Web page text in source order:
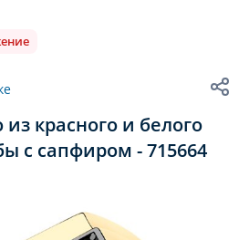
красного и белого
с сапфиром - 715664